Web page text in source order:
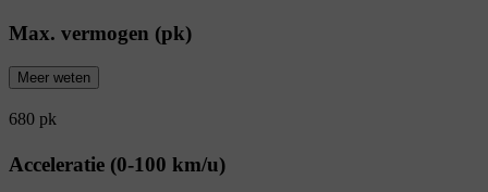
Max. vermogen (pk)
Meer weten
680 pk
Acceleratie (0-100 km/u)